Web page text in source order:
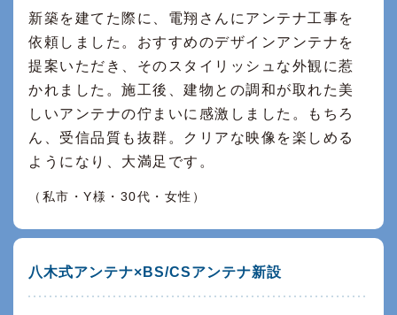
新築を建てた際に、電翔さんにアンテナ工事を
依頼しました。おすすめのデザインアンテナを
提案いただき、そのスタイリッシュな外観に惹
かれました。施工後、建物との調和が取れた美
しいアンテナの佇まいに感激しました。もちろ
ん、受信品質も抜群。クリアな映像を楽しめる
ようになり、大満足です。
（私市・Y様・30代・女性）
八木式アンテナ×BS/CSアンテナ新設